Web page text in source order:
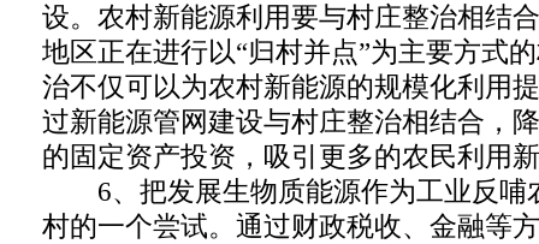
设。农村新能源利用要与村庄整治相结
地区正在进行以“归村并点”为主要方式
治不仅可以为农村新能源的规模化利用
过新能源管网建设与村庄整治相结合，
的固定资产投资，吸引更多的农民利用
6、把发展生物质能源作为工业反哺
村的一个尝试。通过财政税收、金融等